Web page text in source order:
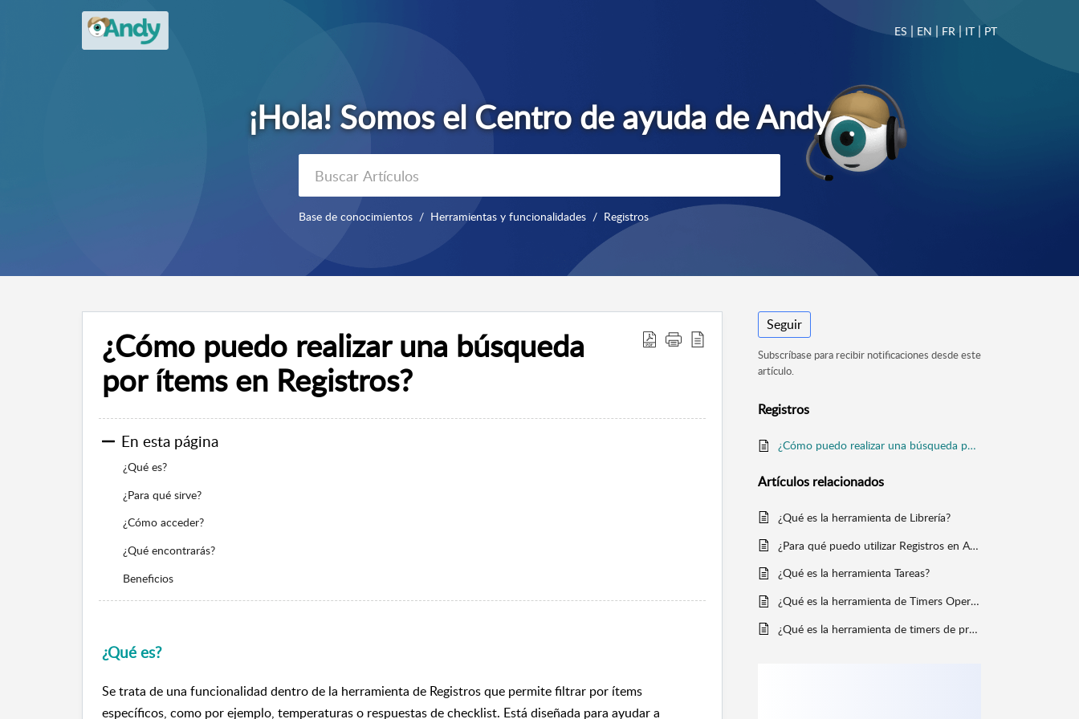
ES | EN | FR | IT| PT
Base de conocimientos Herramientas y funcionalidades Registros
¿Cómo puedo realizar una búsqueda
por ítems en Registros?
En esta página
¿Qué es?
¿Para qué sirve?
¿Cómo acceder?
¿Qué encontrarás?
Beneficios
¿Qué es?
Se trata de una funcionalidad dentro de la herramienta de Registros que permite filtrar por ítems
específicos, como por ejemplo, temperaturas o respuestas de checklist. Está diseñada para ayudar a
Seguir
Subscríbase para recibir notificaciones desde este
artículo.
Registros
¿Cómo puedo realizar una búsqueda por ítems en Registros?
Artículos relacionados
¿Qué es la herramienta de Librería?
¿Para qué puedo utilizar Registros en Andy?
¿Qué es la herramienta Tareas?
¿Qué es la herramienta de Timers Operacionales?
¿Qué es la herramienta de timers de producto?